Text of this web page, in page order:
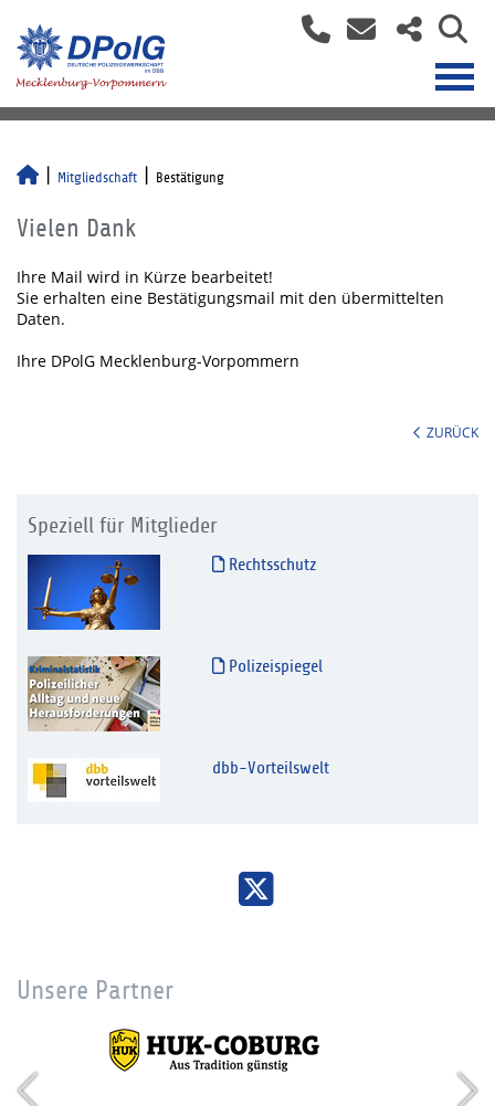
Mitgliedschaft Bestätigung
Vielen Dank
Ihre Mail wird in Kürze bearbeitet!
Sie erhalten eine Bestätigungsmail mit den übermittelten
Daten.
Ihre DPolG Mecklenburg-Vorpommern
ZURÜCK
Speziell für Mitglieder
Rechtsschutz
Polizeispiegel
dbb-Vorteilswelt
Unsere Partner